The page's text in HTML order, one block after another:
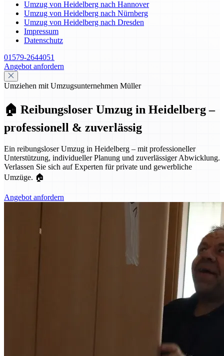
Umzug von Heidelberg nach Hannover
Umzug von Heidelberg nach Nürnberg
Umzug von Heidelberg nach Dresden
Impressum
Datenschutz
01579-2644051
Angebot anfordern
Umziehen mit Umzugsunternehmen Müller
🏠 Reibungsloser Umzug in Heidelberg –
professionell & zuverlässig
Ein reibungsloser Umzug in Heidelberg – mit professioneller
Unterstützung, individueller Planung und zuverlässiger Abwicklung.
Verlassen Sie sich auf Experten für private und gewerbliche
Umzüge. 🏠
Angebot anfordern